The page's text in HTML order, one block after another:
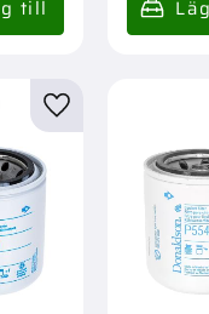
Lägg till i favoriter